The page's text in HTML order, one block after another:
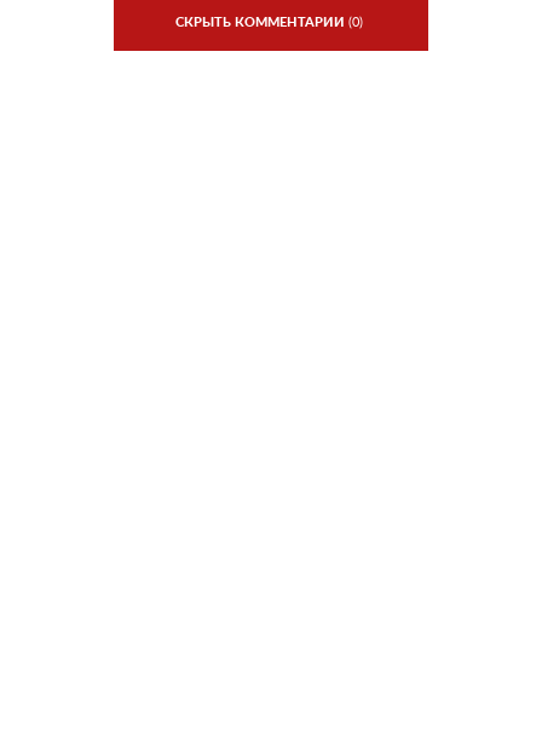
СКРЫТЬ КОММЕНТАРИИ (0)